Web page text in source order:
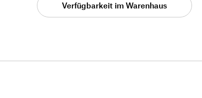
Verfügbarkeit im Warenhaus